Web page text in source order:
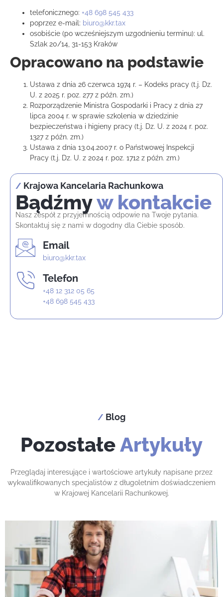
telefonicznego: +48 698 545 433
poprzez e-mail: biuro@kkr.tax
osobiście (po wcześniejszym uzgodnieniu terminu): ul.
Szlak 20/14, 31-153 Kraków
Opracowano na podstawie
Ustawa z dnia 26 czerwca 1974 r. – Kodeks pracy (t.j. Dz.
U. z 2025 r. poz. 277 z późn. zm.)
Rozporządzenie Ministra Gospodarki i Pracy z dnia 27
lipca 2004 r. w sprawie szkolenia w dziedzinie
bezpieczeństwa i higieny pracy (t.j. Dz. U. z 2024 r. poz.
1327 z późn. zm.)
Ustawa z dnia 13.04.2007 r. o Państwowej Inspekcji
Pracy (t.j. Dz. U. z 2024 r. poz. 1712 z późn. zm.)
/ Krajowa Kancelaria Rachunkowa
Bądźmyw kontakcie
Nasz zespół z przyjemnością odpowie na Twoje pytania.
Skontaktuj się z nami w dogodny dla Ciebie sposób.
Email
biuro@kkr.tax
Telefon
+48 12 312 05 65
+48 698 545 433
/ Blog
PozostałeArtykuły
Przeglądaj interesujące i wartościowe artykuły napisane przez
wykwalifikowanych specjalistów z długoletnim doświadczeniem
w Krajowej Kancelarii Rachunkowej.